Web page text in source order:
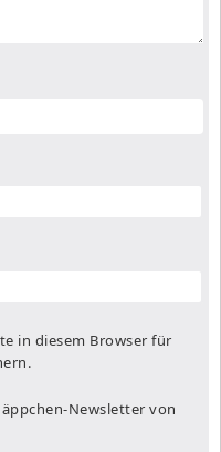
in diesem Browser für
Newsletter von